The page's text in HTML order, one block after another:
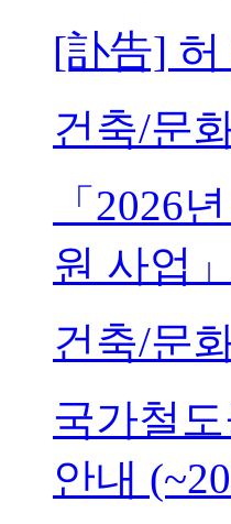
[訃告]
건축/문
「2026
원 사업」
건축/문
국가철
안내